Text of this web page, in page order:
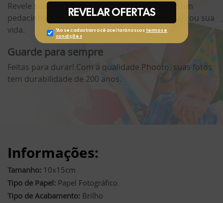
Revele suas fotos e traga para o seu presente um
pedacinho daquele momento especial que marcou sua
vida.
Guarde para sempre
Feitas para durar! Com a qualidade Phooto, suas fotos
tem durabilidade de 200 anos.
Informações:
Tamanho: 10x15cm
Tipo de Papel: Papel Fotográfico
Tipo de Acabamento: Brilho